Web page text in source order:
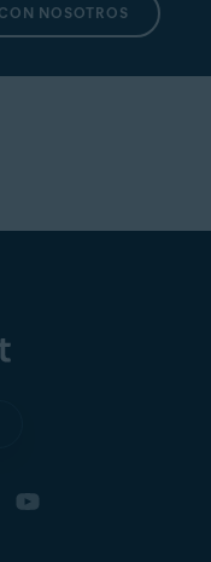
NOSOTROS